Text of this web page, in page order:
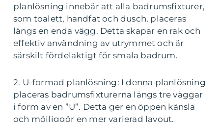
planlösning innebär att alla badrumsfixturer,
som toalett, handfat och dusch, placeras
längs en enda vägg. Detta skapar en rak och
effektiv användning av utrymmet och är
särskilt fördelaktigt för smala badrum.
2. U-formad planlösning: I denna planlösning
placeras badrumsfixturerna längs tre väggar
i form av en ”U”. Detta ger en öppen känsla
och möjliggör en mer varierad layout.